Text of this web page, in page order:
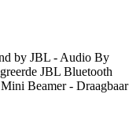
by JBL - Audio By
JBL Bluetooth
Beamer - Draagbaar